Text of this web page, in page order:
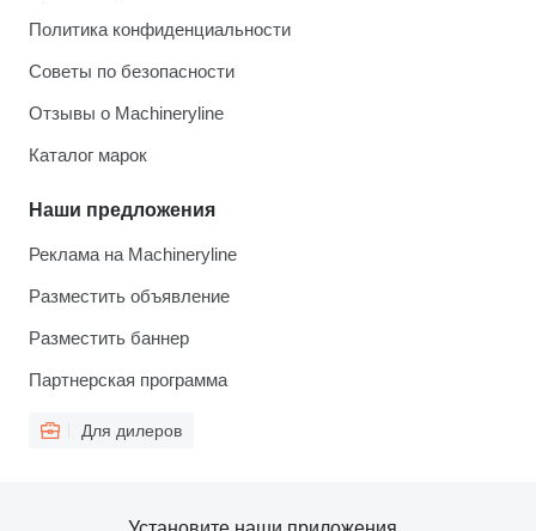
Политика конфиденциальности
Советы по безопасности
Отзывы о Machineryline
Каталог марок
Наши предложения
Реклама на Machineryline
Разместить объявление
Разместить баннер
Партнерская программа
Для дилеров